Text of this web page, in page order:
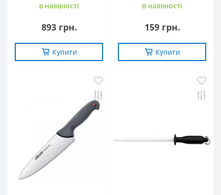
в наявностi
893 грн.
Купити
в наявностi
159 грн.
Купити